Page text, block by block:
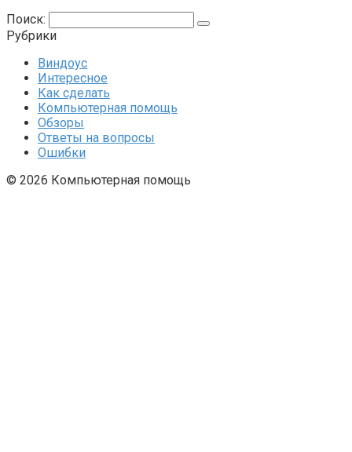
Поиск:
Рубрики
Виндоус
Интересное
Как сделать
Компьютерная помощь
Обзоры
Ответы на вопросы
Ошибки
© 2026 Компьютерная помощь